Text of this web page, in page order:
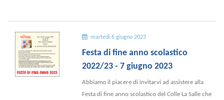
martedì 6 giugno 2023
Festa di fine anno scolastico
2022/23 - 7 giugno 2023
Abbiamo il piacere di invitarvi ad assistere alla
Festa di fine anno scolastico del Colle La Salle che